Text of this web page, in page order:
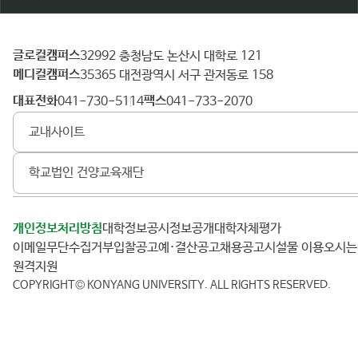
건
양
대
학
글로컬캠퍼스 32992 충청남도 논산시 대학로 121
메디컬캠퍼스 35365 대전광역시 서구 관저동로 158
대표전화 041-730-5114 팩스 041-733-2070
교내사이트
학교법인 건양교육재단
개인정보처리방침 대학정보공시 정보공개
대학자체평가
이메일무단수집거부
입찰공고 예·결산공고 채용공고 시설물 이용
오시
원격지원
COPYRIGHT© KONYANG UNIVERSITY. ALL RIGHTS RESERVED.